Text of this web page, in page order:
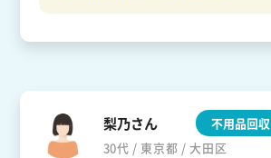
梨乃さん
30代 / 東京都 / 大田区
不用品回収